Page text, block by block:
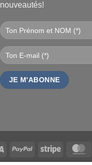
nouveautés!
Visa PayPal Stripe